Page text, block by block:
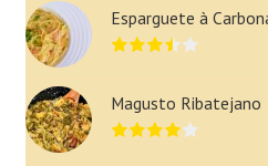
Esparguete à
Magusto Ribatejano